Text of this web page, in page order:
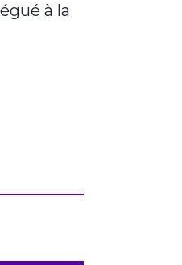
à la